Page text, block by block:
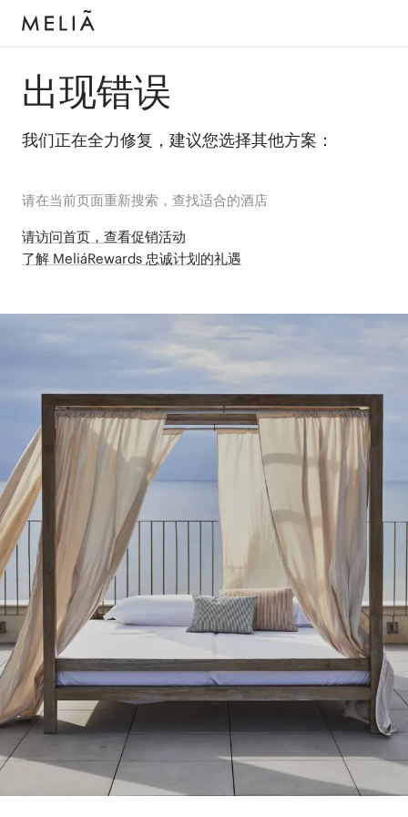
出现错误
我们正在全力修复，建议您选择其他方案：
请在当前页面重新搜索，查找适合的酒店
请访问首页，查看促销活动
了解 MeliáRewards 忠诚计划的礼遇